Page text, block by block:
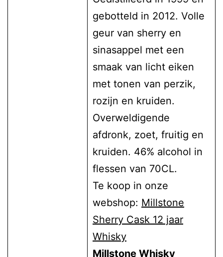
gebotteld in 2012. Volle
geur van sherry en
sinasappel met een
smaak van licht eiken
met tonen van perzik,
rozijn en kruiden.
Overweldigende
afdronk, zoet, fruitig en
kruiden. 46% alcohol in
flessen van 70CL.
Te koop in onze
webshop: Millstone
Sherry Cask 12 jaar
Whisky
Millstone Whisky